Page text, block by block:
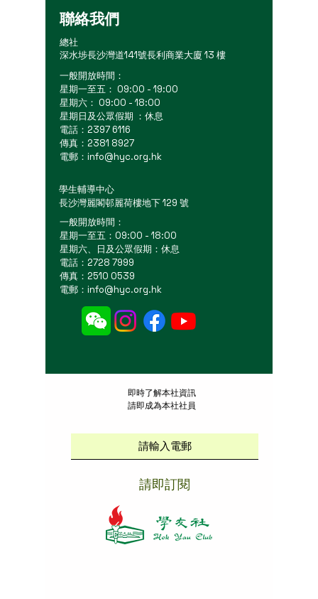
聯絡我們
總社
深水埗長沙灣道141號長利商業大廈 13 樓
一般開放時間：
星期一至五： 09:00 - 19:00
星期六： 09:00 - 18:00
星期日及公眾假期 ：休息
電話：2397 6116
傳真：2381 8927
電郵： info@hyc.org.hk
學生輔導中心
長沙灣麗閣邨麗荷樓地下 129 號
一般開放時間：
星期一至五：09:00 - 18:00
星期六、日及公眾假期：休息
電話：2728 7999
傳真：2510 0539
電郵： info@hyc.org.hk
​即時了解本社資訊
請即成為本社社員
請即訂閱